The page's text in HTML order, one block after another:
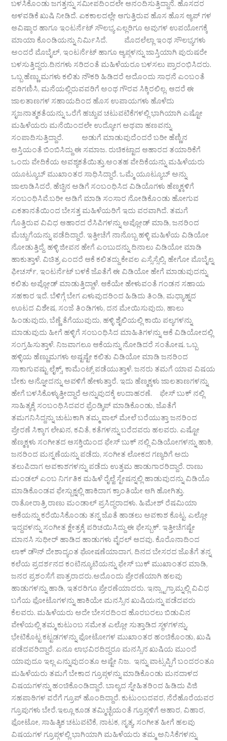
ಬಳಸಿಕೊಂಡು ಜಗತ್ತನ್ನು ಸಮೀಪದಿಂದಲೇ ಆನಂದಿಸುತ್ತಿದ್ದಾನೆ. ಹೊಸದರ
ಅಳವಡಿಕೆ ಖುಷಿ ನೀಡಿದೆ. ಏಕಕಾಲದಲ್ಲೇ ಆಗುತ್ತಿರುವ ಹೊಸ ಹೊಸ ಆ್ಯಪ್ ಗಳ
ಆವಿಷ್ಕಾರ ಹಾಗೂ ಇಂಟರ್ನೆಟ್ ಸೌಲಭ್ಯ ಎಲ್ಲರಿಗೂ ಅವುಗಳ ಉಪಯೋಗಕ್ಕೆ
ಮಾಯಾ ಕೊಂಡಿಯನ್ನು ನಿರ್ಮಿಸಿದೆ. ಮೊದಲೆಲ್ಲಾ ಇಂಥ ಸೌಲಭ್ಯಗಳು
ಅಂದರೆ ಮೊಬೈಲ್, ಇಂಟರ್ನೆಟ್ ಹಾಗೂ ಆ್ಯಪ್ಗಳನ್ನು ಜಾಸ್ತಿಯಾಗಿ ಪುರುಷರೇ
ಬಳಸುತ್ತಿದ್ದರು.ದಿನಗಳು ಸರಿದಂತೆ ಮಹಿಳೆಯರೂ ಬಳಸಲು ಪ್ರಾರಂಭಿಸಿದರು.
ಒಬ್ಬ ಹೆಣ್ಣು ಮಗಳು ಕಲಿತು ನೌಕರಿ ಹಿಡಿದರೆ ಅದೊಂದು ಸಾಧನೆ ಎಂಬಂತೆ
ಪರಿಗಣಿಸಿ, ಮನೆಯಲ್ಲಿರುವವರಿಗೆ ಅಂಥ ಗೌರವ ಸಿಕ್ಕಿರಲಿಲ್ಲ. ಆದರೆ ಈ
ಜಾಲತಾಣಗಳ ಸಹಾಯದಿಂದ ಹೊಸ ಉಪಾಯಗಳು ಹೊಳೆದು
ಸೃಜನಾತ್ಮಕತೆಯನ್ನು ಒರೆಗೆ ಹಚ್ಚುವ ಚಟುವಟಿಕೆಗಳಲ್ಲಿ ಭಾಗಿಯಾಗಿ ಎಷ್ಟೋ
ಮಹಿಳೆಯರು ಮನೆಯಿಂದಲೇ ಉದ್ಯೋಗ ಅಥವಾ ಹಣವನ್ನು
ಸಂಪಾದಿಸುತ್ತಿದ್ದಾರೆ. ಅಡುಗೆ ಮಾಡುವುದೆಂದರೆ ಬರೀ ಹೆಣ್ಣಿನ
ಆಸ್ತಿಯಂತೆ ಬಿಂಬಿಸಿದ್ದು ಈ ಸಮಾಜ. ರುಚಿಕಟ್ಟಾದ ಆಹಾರದ ತಯಾರಿಕೆಗೆ
ಒಂದು ವೇದಿಕೆಯ ಅವಶ್ಯಕತೆಯಿತ್ತು.ಅಂತಹ ವೇದಿಕೆಯನ್ನು ಮಹಿಳೆಯರು
ಯೂಟ್ಯೂಬ್ ಮುಖಾಂತರ ಸಾಧಿಸಿದ್ದಾರೆ. ಒಮ್ಮೆ ಯೂಟ್ಯೂಬ್ ಅನ್ನು
ಜಾಲಾಡಿಸಿದರೆ, ಹೆಚ್ಚಿನ ಅಡಿಗೆ ಸಂಬಂಧಿಸಿದ ವಿಡಿಯೊಗಳು ಹೆಣ್ಮಕ್ಕಳಿಗೆ
ಸಂಬಂಧಿಸಿವೆ.ಬರೀ ಅಡಿಗೆ ಮಾಡಿ ಸಂಸಾರ ನೋಡಿಕೊಂಡು ಹೋಗುವ
ಏಕತಾನತೆಯಿಂದ ಬೇಸತ್ತ ಮಹಿಳೆಯರಿಗೆ ಇದು ವರವಾಗಿದೆ. ತಮಗೆ
ಗೊತ್ತಿರುವ ವಿವಿಧ ಆಹಾರದ ರೆಸಿಪಿಗಳನ್ನು ಅಪ್ಲೋಡ್ ಮಾಡಿ, ಜನರಿಂದ
ಮೆಚ್ಚುಗೆಯನ್ನು ಪಡೆದಿದ್ದಾರೆ. ಇತ್ತೀಚೆಗೆ ನಾನೊಬ್ಬ ಹಳ್ಳಿ ಮಹಿಳೆಯ ವಿಡಿಯೋ
ನೋಡುತ್ತಿದ್ದೆ. ಹಳ್ಳಿ ಜೀವನ ಹೇಗೆ ಎಂಬುದನ್ನು ದಿನಾಲು ವಿಡಿಯೋ ಮಾಡಿ
ಹಾಕುತ್ತಾಳೆ. ವಿಚಿತ್ರ ಎಂದರೆ ಆಕೆ ಕಲಿತದ್ದು ಕೇವಲ ಎಸ್ಸೆಸ್ಸೆಲ್ಸಿ. ಹೇಗೋ ಮೊಬೈಲ್ನ
ಫೀಚರ್ಸ್, ಇಂಟರ್ನೆಟ್ ಬಳಕೆ ಜೊತೆಗೆ ಈ ವಿಡಿಯೋ ಹೇಗೆ ಮಾಡುವುದನ್ನು
ಕಲಿತು ಅಪ್ಲೋಡ್ ಮಾಡುತ್ತಿದ್ದಾಳೆ. ಆಕೆಯೇ ಹೇಳುವಂತೆ ಗಂಡನ ಸಹಾಯ
ಸಹಕಾರ ಇದೆ. ಬೆಳಿಗ್ಗೆ ಬೇಗ ಏಳುವುದರಿಂದ ಹಿಡಿದು ತಿಂಡಿ, ಮಧ್ಯಾಹ್ನದ
ಊಟದ ವಿಶೇಷ, ಸಂಜೆ ತಿಂಡಿಗಳು, ದನ ಮೇಯಿಸುವುದು, ಹಾಲು
ಹಿಂಡುವುದು, ಬೆಣ್ಣೆ ತೆಗೆಯುವುದು, ಹಳ್ಳಿ ಶೈಲಿಯಲ್ಲಿ ಕಾಯಿ ಪಲ್ಯಗಳನ್ನು
ಮಾಡುವುದು ಹೀಗೆ ಹಳ್ಳಿಗೆ ಸಂಬಂಧಿಸಿದ ಮಾಹಿತಿಗಳನ್ನು ಆಕೆ ವಿಡಿಯೋದಲ್ಲಿ
ಸಂಗ್ರಹಿಸುತ್ತಾಳೆ. ನಿಜವಾಗಲೂ ಆಕೆಯನ್ನು ನೋಡಿದರೆ ಸಂತೋಷ. ಒಬ್ಬ
ಹಳ್ಳಿಯ ಹೆಣ್ಣುಮಗಳು ಅಷ್ಟಷ್ಟೇ ಕಲಿತು ವಿಡಿಯೋ ಮಾಡಿ ಜನರಿಂದ
ಸಾಕಾಗುವಷ್ಟು ಲೈಕ್ಸ್, ಕಾಮೆಂಟ್ಸ್ ಪಡೆಯುತ್ತಾಳೆ. ಜನರು ತಮಗೆ ಯಾವ ವಿಷಯ
ಬೇಕು ಅನ್ನೋದನ್ನು ಅವಳಿಗೆ ಹೇಳುತ್ತಾರೆ. ಇದು ಹೆಣ್ಮಕ್ಕಳು ಜಾಲತಾಣಗಳನ್ನು
ಹೇಗೆ ಬಳಸಿಕೊಳ್ಳುತ್ತೀದ್ದಾರೆ ಅನ್ನುವುದಕ್ಕೆ ಉದಾಹರಣೆ. ಫೇಸ್ ಬುಕ್ ನಲ್ಲಿ
ಸಾಹಿತ್ಯಕ್ಕೆ ಸಂಬಂಧಿಸಿದವರ ಫ್ರೆಂಡ್ಶಿಪ್ ಮಾಡಿಕೊಂಡು, ಜೊತೆಗೆ
ತಮಗನಿಸಿದ್ದನ್ನು ಚುಟುಕಾಗಿ ತಮ್ಮ ವಾಲ್ ಮೇಲೆ ಬರೆಯುತ್ತಾ ಜನರಿಂದ
ಪ್ರೇರಣೆ ಸಿಕ್ಕಾಗ ಲೇಖನ, ಕವಿತೆ, ಕತೆಗಳನ್ನು ಬರೆದವರು ಹಲವರು. ಎಷ್ಟೋ
ಹೆಣ್ಮಕ್ಕಳು ಸಂಗೀತದ ಆಸಕ್ತಿಯಿಂದ ಫೇಸ್ ಬುಕ್ ನಲ್ಲಿ ವಿಡಿಯೋಗಳನ್ನು ಹಾಕಿ,
ಜನರಿಂದ ಮನ್ನಣೆಯನ್ನು ಪಡೆದು, ಸಂಗೀತ ಲೋಕದ ಗಣ್ಯರಿಗೆ ಅದು
ತಲುಪಿದಾಗ ಅವಕಾಶಗಳನ್ನು ಪಡೆದು ಉತ್ತಮ ಹಾಡುಗಾರರಿದ್ದಾರೆ. ರಾಣು
ಮಂಡಲ್ ಎಂಬ ನಿರ್ಗತಿಕ ಮಹಿಳೆ ರೈಲ್ವೆ ಸ್ಟೇಷನ್ನಲ್ಲಿ ಹಾಡುವುದನ್ನು ವಿಡಿಯೊ
ಮಾಡಿಕೊಂಡವ ಫೇಸ್ಬುಕ್ನಲ್ಲಿ ಹಾಕಿದಾಗ ಕ್ರಾಂತಿಯೇ ಆಗಿ ಹೋಗಿತ್ತು.
ರಾತೋರಾತ್ರಿ ರಾಣು ಮಂಡಾಲ್ ಪ್ರಸಿದ್ಧರಾದಳು. ಹಿಮೇಶ್ ರೆಷಮಿಯಾ
ಆಕೆಯನ್ನು ಕರೆಯಿಸಿಕೊಂಡು ತನ್ನ ಜೊತೆ ಹಾಡಲು ಅವಕಾಶ ಕೊಟ್ಟ. ಎಲ್ಲೋ
ಇದ್ದವಳನ್ನು ಸಂಗೀತ ಕ್ಷೇತ್ರಕ್ಕೆ ಪರಿಚಯಿಸಿದ್ದು ಈ ಫೇಸ್ಬುಕ್. ಇತ್ತೀಚೆಗಷ್ಟೇ
ಮಾನಸಿ ಸುಧೀರ್ ಹಾಡಿದ ಹಾಡುಗಳು ವೈರಲ್ ಆದವು. ಕೊರೊನಾದಿಂದ
ಲಾಕ್ ಡೌನ್ ದೇಶಾದ್ಯಂತ ಘೋಷಣೆಯಾದಾಗ, ದಿನದ ಬೇಸರದ ಜೊತೆಗೆ ತನ್ನ
ಕಲೆಯ ಪ್ರದರ್ಶನದ ಕಂಟಿನ್ಯೂಟಿಯನ್ನು ಫೇಸ್ ಬುಕ್ ಮುಖಾಂತರ ಮಾಡಿ,
ಜನರ ಪ್ರಶಂಸೆಗೆ ಪಾತ್ರರಾದರು.ಅದೊಂದು ಪ್ರೇರಣೆಯಾಗಿ ಹಲವು
ಹಾಡುಗಳನ್ನು ಹಾಡಿ, ಇತರರಿಗೂ ಪ್ರೇರಣೆಯಾದರು. ಇನ್ಸ್ಟಾಗ್ರಾಮ್ನಲ್ಲಿ ವಿವಿಧ
ಬಗೆಯ ಫೋಟೊಗಳನ್ನು ಹಾಕಿಯೇ ಮನಸ್ಸಿನ ಖುಷಿಯನ್ನು ಪಡೆದವರು
ಕೆಲವರು. ಮಹಿಳೆಯರು ಅದೇ ಬೇಸರದಿಂದ ಹೊರಬರಲು ಬಿಡುವಿನ
ವೇಳೆಯಲ್ಲಿ ತಮ್ಮ ಕುಟುಂಬ ಸಮೇತ ಎಲ್ಲೋ ಸುತ್ತಾಡಿದ ಸ್ಥಳಗಳನ್ನು,
ಭೇಟಿಕೊಟ್ಟ ಕಟ್ಟಡಗಳನ್ನು ಫೋಟೋಗಳ ಮುಖಾಂತರ ಹಂಚಿಕೊಂಡು, ಖುಷಿ
ಪಡೆದವರಿದ್ದಾರೆ. ಏನೂ ಲಾಭವಿರದಿದ್ದರೂ ಮನಸ್ಸಿನ ಖುಷಿಯ ಮುಂದೆ
ಯಾವುದೂ ಇಲ್ಲ ಎನ್ನುವುದಂತೂ ಅಷ್ಟೇ ನಿಜ. ಇನ್ನು ವಾಟ್ಸಪ್ಪಿಗೆ ಬಂದರಂತೂ
ಮಹಿಳೆಯರು ತಮಗೆ ಬೇಕಾದ ಗ್ರೂಪ್ಗಳನ್ನು ಮಾಡಿಕೊಂಡು ಮನದಾಳದ
ವಿಷಯಗಳನ್ನು ಹಂಚಿಕೊಂಡಿದ್ದಾರೆ. ಬಾಲ್ಯದ ಸ್ನೇಹಿತರಿಂದ ಹಿಡಿದು ಪಿಜಿ
ಸಹಪಾಠಿಗಳ ವರೆಗೆ ಗ್ರೂಪ್ ಹೊಂದಿದ್ದಾರೆ. ಕುಟುಂಬದವರ, ನೆರೆಹೊರೆಯವರ
ಗ್ರೂಪುಗಳು ಬೇರೆ.ಇಲ್ಲೂ ಕೂಡ ತಮ್ಮಿಚ್ಛೆಯಂತೆ ಗ್ರೂಪ್ಗಳಿಗೆ ಆಹಾರ, ವಿಹಾರ,
ಫೋಟೋ, ಸಾಹಿತ್ಯಿಕ ಚಟುವಟಿಕೆ, ನಾಟಕ, ನೃತ್ಯ, ಸಂಗೀತ ಹೀಗೆ ಹಲವು
ವಿಷಯಗಳ ಗ್ರೂಪ್ಗಳಲ್ಲಿ ಭಾಗಿಯಾಗಿ ಮಹಿಳೆಯರು ತಮ್ಮ ಅನಿಸಿಕೆಗಳನ್ನು